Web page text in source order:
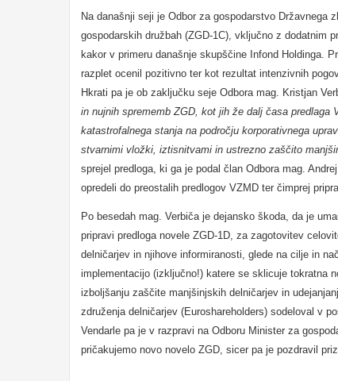
Na današnji seji je Odbor za gospodarstvo
gospodarskih družbah (ZGD-1C), vključno z dodatnim
kakor v primeru današnje skupščine Infond Holdinga.
razplet ocenil pozitivno ter kot rezultat intenzivnih
Hkrati pa je ob zaključku seje Odbora mag. Kristjan
in nujnih sprememb ZGD, kot jih že dalj časa
katastrofalnega stanja na področju korporativnega
stvarnimi vložki, iztisnitvami in ustrezno zaščito
sprejel predloga, ki ga je podal član Odbora mag.
opredeli do preostalih predlogov VZMD ter čimprej
Po besedah mag. Verbiča je dejansko škoda, da je
pripravi predloga novele ZGD-1D, za zagotovitev
delničarjev in njihove informiranosti, glede na cilje in
implementacijo (izključno!) katere se sklicuje tokratna
izboljšanju zaščite manjšinjskih delničarjev in
združenja delničarjev (Euroshareholders) sodeloval v
Vendarle pa je v razpravi na Odboru Minister za
pričakujemo novo novelo ZGD, sicer pa je pozdravil